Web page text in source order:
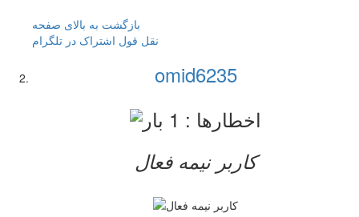
بازگشت به بالای صفحه
نقل قول اشتراک در تلگرام
omid6235
کاربر نيمه فعال